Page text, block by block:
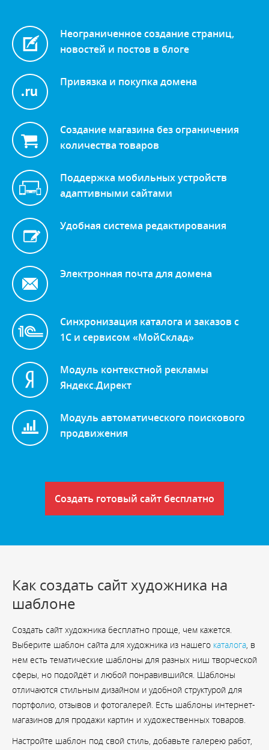
Неограниченное создание страниц,
новостей и постов в блоге
Привязка и покупка домена
Создание магазина без ограничения
количества товаров
Поддержка мобильных устройств
адаптивными сайтами
Удобная система редактирования
Электронная почта для домена
Синхронизация каталога и заказов с
1С и сервисом «МойСклад»
Модуль контекстной рекламы
Яндекс.Директ
Модуль автоматического поискового
продвижения
Создать готовый сайт бесплатно
Как создать сайт художника на
шаблоне
Создать сайт художника бесплатно проще, чем кажется.
Выберите шаблон сайта для художника из нашего каталога, в
нем есть тематические шаблоны для разных ниш творческой
сферы, но подойдёт и любой понравившийся. Шаблоны
отличаются стильным дизайном и удобной структурой для
портфолио, отзывов и фотогалерей. Есть шаблоны интернет-
магазинов для продажи картин и художественных товаров.
Настройте шаблон под свой стиль, добавьте галерею работ,